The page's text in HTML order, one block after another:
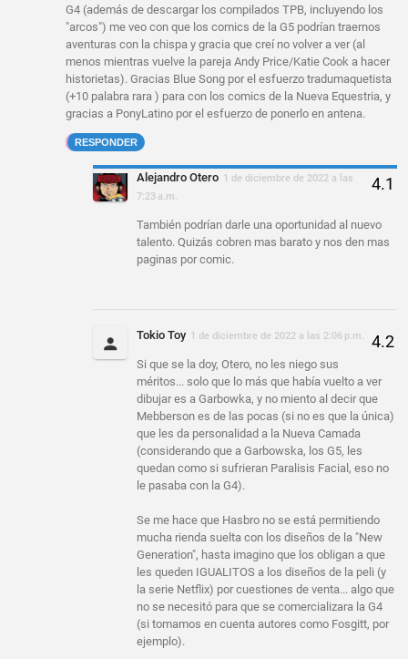
G4 (además de descargar los compilados TPB, incluyendo los
"arcos") me veo con que los comics de la G5 podrían traernos
aventuras con la chispa y gracia que creí no volver a ver (al
menos mientras vuelve la pareja Andy Price/Katie Cook a hacer
historietas). Gracias Blue Song por el esfuerzo tradumaquetista
(+10 palabra rara ) para con los comics de la Nueva Equestria, y
gracias a PonyLatino por el esfuerzo de ponerlo en antena.
RESPONDER
Alejandro Otero 1 de diciembre de 2022 a las
7:23 a.m.
También podrían darle una oportunidad al nuevo
talento. Quizás cobren mas barato y nos den mas
paginas por comic.
Tokio Toy 1 de diciembre de 2022 a las 2:06 p.m.
Si que se la doy, Otero, no les niego sus
méritos... solo que lo más que había vuelto a ver
dibujar es a Garbowka, y no miento al decir que
Mebberson es de las pocas (si no es que la única)
que les da personalidad a la Nueva Camada
(considerando que a Garbowska, los G5, les
quedan como si sufrieran Paralisis Facial, eso no
le pasaba con la G4).
Se me hace que Hasbro no se está permitiendo
mucha rienda suelta con los diseños de la "New
Generation", hasta imagino que los obligan a que
les queden IGUALITOS a los diseños de la peli (y
la serie Netflix) por cuestiones de venta... algo que
no se necesitó para que se comercializara la G4
(si tomamos en cuenta autores como Fosgitt, por
ejemplo).